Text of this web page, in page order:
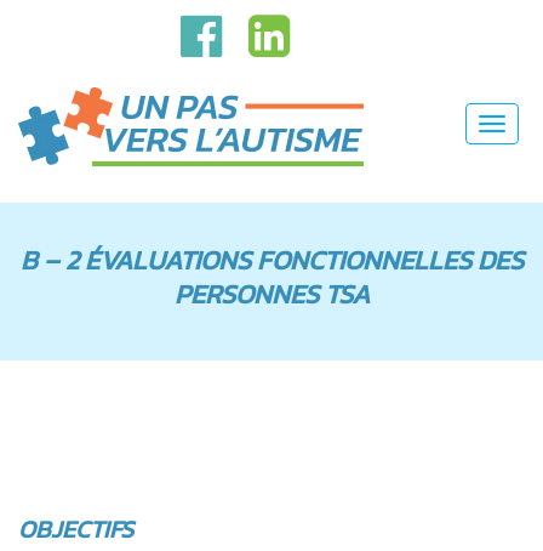
B – 2 ÉVALUATIONS FONCTIONNELLES DES
PERSONNES TSA
OBJECTIFS